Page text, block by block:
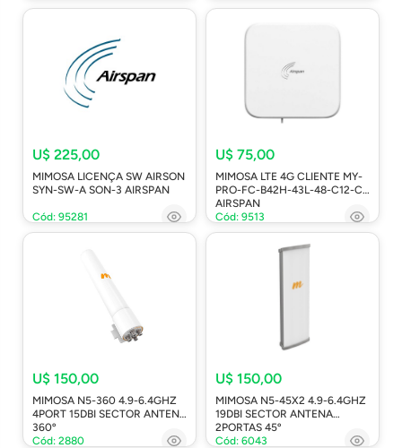
U$ 225,00
MIMOSA LICENÇA SW AIRSON
SYN-SW-A SON-3 AIRSPAN
Cód: 95281
U$ 75,00
MIMOSA LTE 4G CLIENTE MY-
PRO-FC-B42H-43L-48-C12-CB
AIRSPAN
Cód: 9513
U$ 150,00
MIMOSA N5-360 4.9-6.4GHZ
4PORT 15DBI SECTOR ANTENA
360º
Cód: 2880
U$ 150,00
MIMOSA N5-45X2 4.9-6.4GHZ
19DBI SECTOR ANTENA
2PORTAS 45º
Cód: 6043